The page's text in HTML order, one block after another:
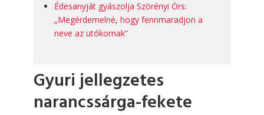
Édesanyját gyászolja Szörényi Örs:
„Megérdemelné, hogy fennmaradjon a
neve az utókornak”
Gyurijellegzetes
narancssárga-fekete